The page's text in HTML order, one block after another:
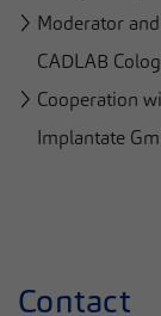
Moderator
CADLAB
Cooperation
Implantate
Contact